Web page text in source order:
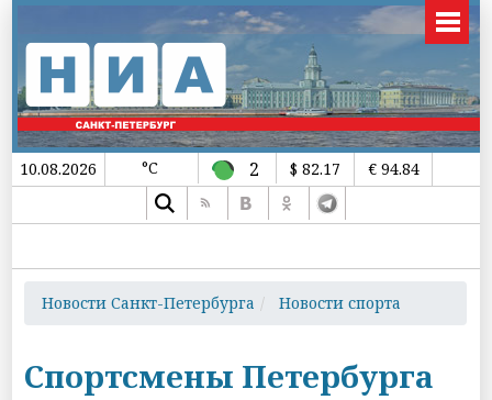
10.08.2026 °C 2 $ 82.17 € 94.84
Новости Санкт-Петербурга Новости спорта
Спортсмены Петербурга